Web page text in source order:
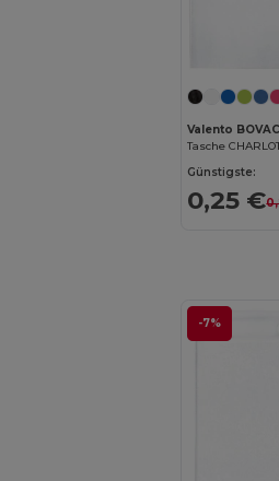
Valento
Tasche
Günstigste:
0,25 €
-7%